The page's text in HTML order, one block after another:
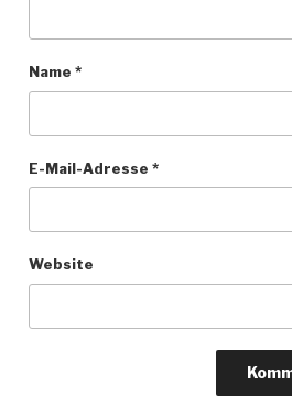
Name *
E-Mail-Adresse *
Website